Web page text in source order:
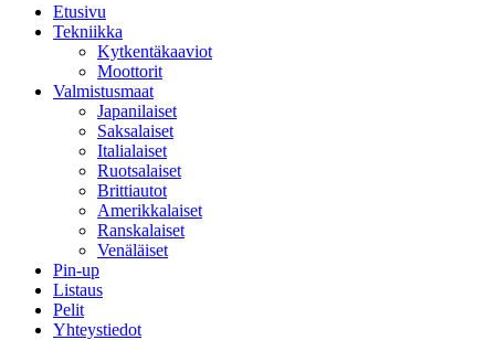
Etusivu
Tekniikka
Kytkentäkaaviot
Moottorit
Valmistusmaat
Japanilaiset
Saksalaiset
Italialaiset
Ruotsalaiset
Brittiautot
Amerikkalaiset
Ranskalaiset
Venäläiset
Pin-up
Listaus
Pelit
Yhteystiedot